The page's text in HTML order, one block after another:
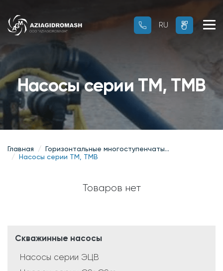
RU
Насосы серии TM, TMB
Главная
Горизонтальные многоступенчаты...
Насосы серии TM, TMB
Товаров нет
Скважинные насосы
Насосы серии ЭЦВ